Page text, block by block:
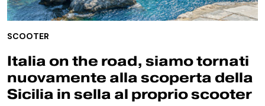
SCOOTER
Italia on the road, siamo tornati
nuovamente alla scoperta della
Sicilia in sella al proprio scooter